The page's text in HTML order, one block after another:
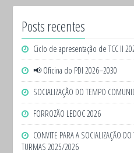
Posts recentes
Ciclo de apresentação de TCC II
📢 Oficina do PDI 2026–2030
SOCIALIZAÇÃO DO TEMPO
FORROZÃO LEDOC 2026
CONVITE PARA A SOCIALIZAÇÃO
TURMAS 2025/2026